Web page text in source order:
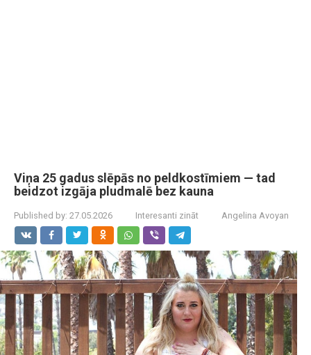
Viņa 25 gadus slēpās no peldkostīmiem — tad
beidzot izgāja pludmalē bez kauna
Published by: 27.05.2026 Interesanti zināt Angelina Avoyan